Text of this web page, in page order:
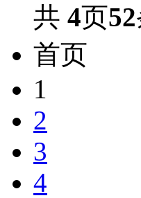
共 4页52
首页
1
2
3
4